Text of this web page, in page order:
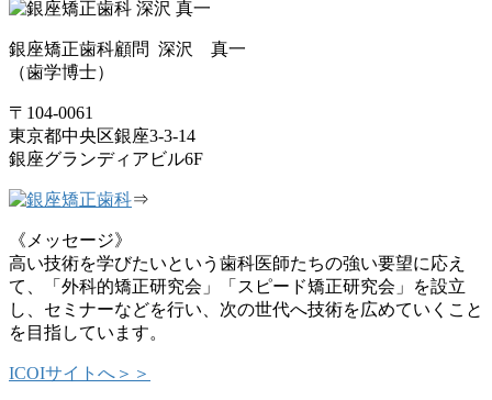
銀座矯正歯科顧問 深沢 真一
（歯学博士）
〒104-0061
東京都中央区銀座3-3-14
銀座グランディアビル6F
⇒
《メッセージ》
高い技術を学びたいという歯科医師たちの強い要望に応え
て、「外科的矯正研究会」「スピード矯正研究会」を設立
し、セミナーなどを行い、次の世代へ技術を広めていくこと
を目指しています。
ICOIサイトへ＞＞